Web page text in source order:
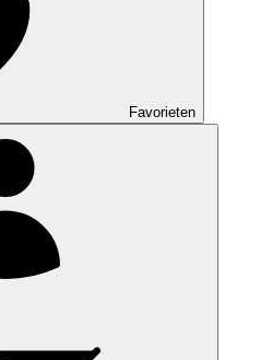
Favorieten